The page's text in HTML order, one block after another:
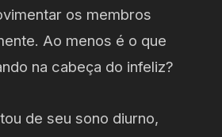
os membros
Ao menos é o que
na cabeça do infeliz?
de seu sono diurno,